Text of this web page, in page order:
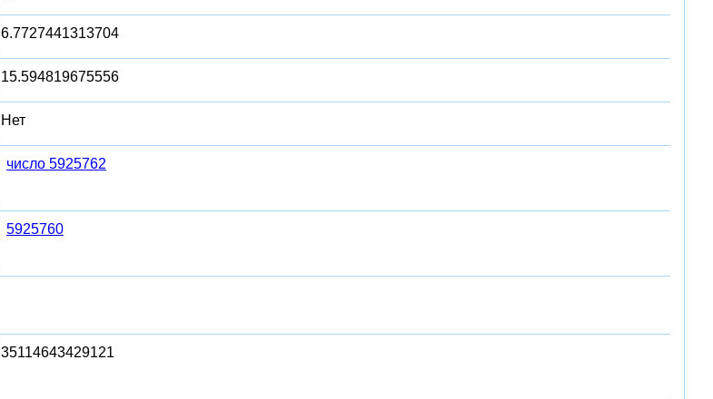
6.7727441313704
15.594819675556
Нет
число 5925762
5925760
35114643429121